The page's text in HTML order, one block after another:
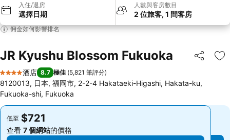
入住/退房
選擇日期
人數與客房數目
2 位旅客, 1 間客房
佣金如何影響排名
JR Kyushu Blossom Fukuoka 分享
放
4 星級
酒店 8.7 極佳 (5,821 筆評分)
8120013, 日本, 福岡市, 2-2-4 Hakataeki-Higashi, Hakata-ku,
Fukuoka-shi, Fukuoka
低至 $721
查看 7 個網站的價格
低至 $721
查看 7 個網站的價格